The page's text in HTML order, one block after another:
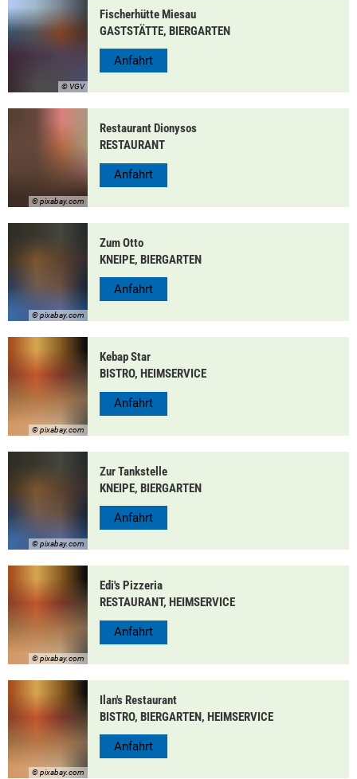
© VGV
Fischerhütte Miesau
GASTSTÄTTE, BIERGARTEN
Anfahrt
© pixabay.com
Restaurant Dionysos
RESTAURANT
Anfahrt
© pixabay.com
Zum Otto
KNEIPE, BIERGARTEN
Anfahrt
© pixabay.com
Kebap Star
BISTRO, HEIMSERVICE
Anfahrt
© pixabay.com
Zur Tankstelle
KNEIPE, BIERGARTEN
Anfahrt
© pixabay.com
Edi's Pizzeria
RESTAURANT, HEIMSERVICE
Anfahrt
© pixabay.com
Ilan's Restaurant
BISTRO, BIERGARTEN, HEIMSERVICE
Anfahrt